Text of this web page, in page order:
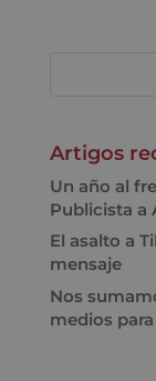
Artigos
Un año al
Publicista a
El asalto a
mensaje
Nos
medios